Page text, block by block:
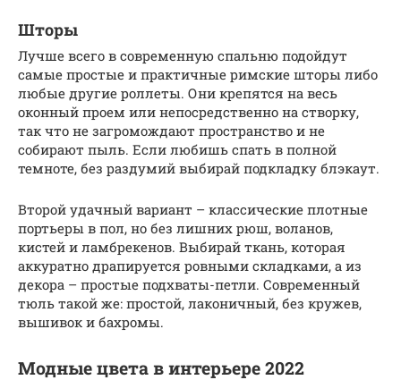
Шторы
Лучше всего в современную спальню подойдут
самые простые и практичные римские шторы либо
любые другие роллеты. Они крепятся на весь
оконный проем или непосредственно на створку,
так что не загромождают пространство и не
собирают пыль. Если любишь спать в полной
темноте, без раздумий выбирай подкладку блэкаут.
Второй удачный вариант – классические плотные
портьеры в пол, но без лишних рюш, воланов,
кистей и ламбрекенов. Выбирай ткань, которая
аккуратно драпируется ровными складками, а из
декора – простые подхваты-петли. Современный
тюль такой же: простой, лаконичный, без кружев,
вышивок и бахромы.
Модные цвета в интерьере 2022